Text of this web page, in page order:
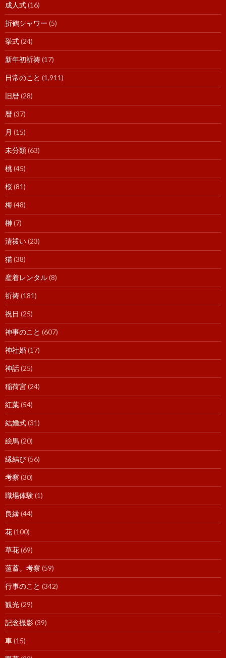
成人式(16)
折鶴シャワー (5)
挙式(24)
新年初祈祷(17)
日常のこと (1,911)
旧暦(28)
暦(37)
月 (15)
未分類(63)
桃(45)
桜(81)
梅(48)
榊(7)
清祓い(23)
猫(38)
産着レンタル(8)
祈祷(181)
祝日 (25)
神事のこと (607)
神社婚(17)
神話(25)
稲荷宮(24)
紅葉(54)
結婚式(31)
絵馬(20)
縁結び(56)
考察 (30)
職場体験(1)
良縁 (44)
花(100)
草花(69)
薀蓄。考察 (59)
行事のこと (342)
観光(29)
記念撮影(39)
車(15)